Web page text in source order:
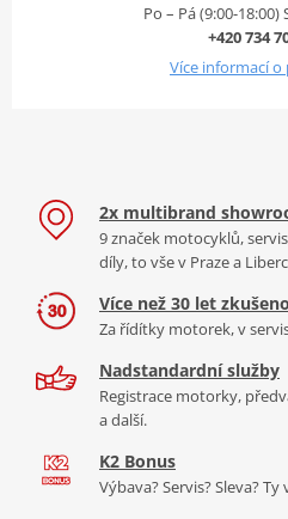
Po – Pá (9:00-18:00)
+420 734
Více informací
2x multibrand
9 značek motocyklů,
díly, to vše v Praze a
Více než 30 let
Za řídítky motorek, v
Nadstandardní služby
Registrace motorky,
a další.
K2 Bonus
Výbava? Servis? Sleva?